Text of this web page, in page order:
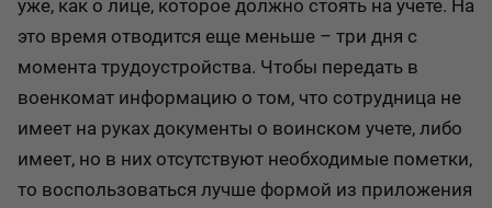
уже, как о лице, которое должно стоять на учете. На
это время отводится еще меньше – три дня с
момента трудоустройства. Чтобы передать в
военкомат информацию о том, что сотрудница не
имеет на руках документы о воинском учете, либо
имеет, но в них отсутствуют необходимые пометки,
то воспользоваться лучше формой из приложения